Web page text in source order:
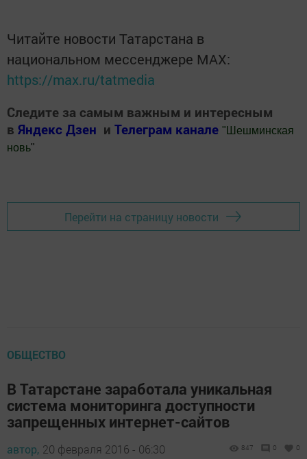
Читайте новости Татарстана в
национальном мессенджере MАХ:
https://max.ru/tatmedia
Следите за самым важным и интересным
в Яндекс Дзен и Телеграм канале " Шешминская
новь"
Перейти на страницу новости
ОБЩЕСТВО
В Татарстане заработала уникальная
система мониторинга доступности
запрещенных интернет-сайтов
автор, 20 февраля 2016 - 06:30 847 0 0